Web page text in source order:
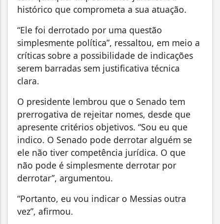
histórico que comprometa a sua atuação.
“Ele foi derrotado por uma questão
simplesmente política”, ressaltou, em meio a
críticas sobre a possibilidade de indicações
serem barradas sem justificativa técnica
clara.
O presidente lembrou que o Senado tem
prerrogativa de rejeitar nomes, desde que
apresente critérios objetivos. “Sou eu que
indico. O Senado pode derrotar alguém se
ele não tiver competência jurídica. O que
não pode é simplesmente derrotar por
derrotar”, argumentou.
“Portanto, eu vou indicar o Messias outra
vez”, afirmou.